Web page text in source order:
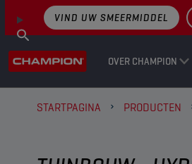
OVER CHAMPION
VIND UW SMEERMIDDEL
STARTPAGINA PRODUCTEN